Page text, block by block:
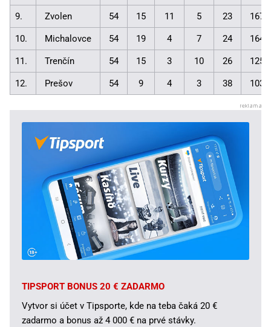
9. Zvolen 54 15 11 5 23
10. Michalovce 54 19 4 7 24
11. Trenčín 54 15 3 10 26
12. Prešov 54 9 4 3 38
TIPSPORT BONUS 20 € ZADARMO
Vytvor si účet v Tipsporte, kde na teba čaká 20 €
zadarmo a bonus až 4 000 € na prvé stávky.